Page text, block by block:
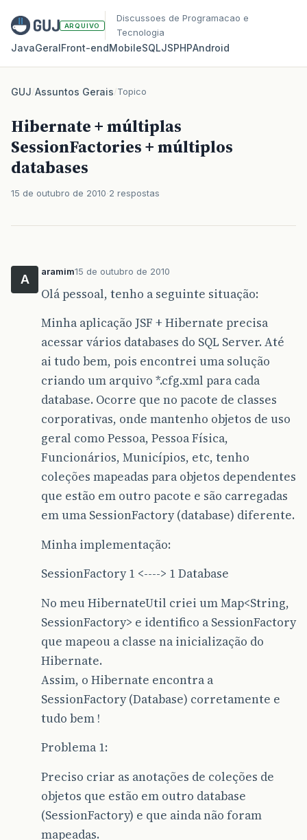
ARQUIVO
Discussoes de Programacao e
Tecnologia
JavaGeralFront‑endMobileSQLJSPHPAndroid
GUJ/Assuntos Gerais/Topico
Hibernate + múltiplas
SessionFactories + múltiplos
databases
15 de outubro de 2010 2 respostas
A
aramim15 de outubro de 2010
Olá pessoal, tenho a seguinte situação:
Minha aplicação JSF + Hibernate precisa
acessar vários databases do SQL Server. Até
ai tudo bem, pois encontrei uma solução
criando um arquivo *.cfg.xml para cada
database. Ocorre que no pacote de classes
corporativas, onde mantenho objetos de uso
geral como Pessoa, Pessoa Física,
Funcionários, Municípios, etc, tenho
coleções mapeadas para objetos dependentes
que estão em outro pacote e são carregadas
em uma SessionFactory (database) diferente.
Minha implementação:
SessionFactory 1 <----> 1 Database
No meu HibernateUtil criei um Map<String,
SessionFactory> e identifico a SessionFactory
que mapeou a classe na inicialização do
Hibernate.
Assim, o Hibernate encontra a
SessionFactory (Database) corretamente e
tudo bem !
Problema 1:
Preciso criar as anotações de coleções de
objetos que estão em outro database
(SessionFactory) e que ainda não foram
mapeadas.